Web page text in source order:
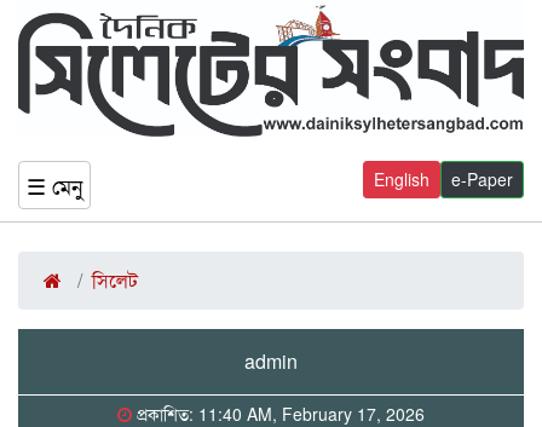
☰ মেনু e-Paper
English
সিলেট
admin
প্রকাশিত: 11:40 AM, February 17, 2026